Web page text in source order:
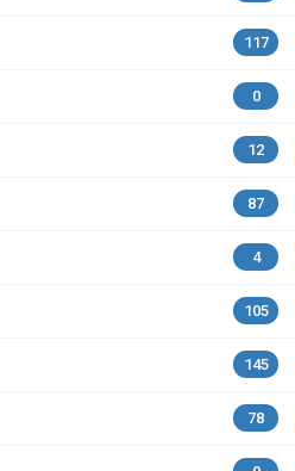
117
0
12
87
4
105
145
78